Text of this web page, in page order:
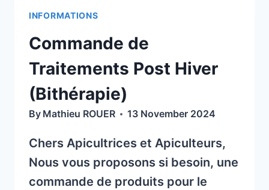
QUE
C’EST?
INFORMATIONS
Commande de
Traitements Post Hiver
(Bithérapie)
By Mathieu ROUER 13 November 2024
Chers Apicultrices et Apiculteurs,
Nous vous proposons si besoin, une
commande de produits pour le